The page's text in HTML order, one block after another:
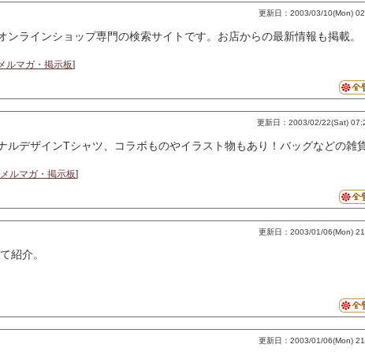
更新日：2003/03/10(Mon)
ラインショップ専門の検索サイトです。お店からの最新情報も掲載。
ルマガ・掲示板]
更新日：2003/02/22(Sat)
デザインTシャツ、コラボものやイラスト物もあり！バッグなどの雑
メルマガ・掲示板]
更新日：2003/01/06(Mon)
紹介。
更新日：2003/01/06(Mon)